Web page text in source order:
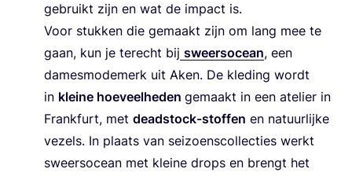
gebruikt zijn en wat de impact is.
Voor stuk­ken die gemaakt zijn om lang mee te
gaan, kun je terecht bij sweer­s­ocean, een
dames­mo­de­merk uit Aken. De kle­ding wordt
in klei­ne hoe­veel­he­den gemaakt in een ate­lier in
Frank­furt, met dead­stock-stof­fen en natuur­lij­ke
vezels. In plaats van sei­zoens­col­lec­ties werkt
sweer­s­ocean met klei­ne drops en brengt het